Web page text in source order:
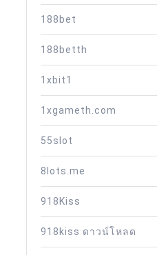
188bet
188betth
1xbit1
1xgameth.com
55slot
8lots.me
918Kiss
918kiss ดาวน์โหลด